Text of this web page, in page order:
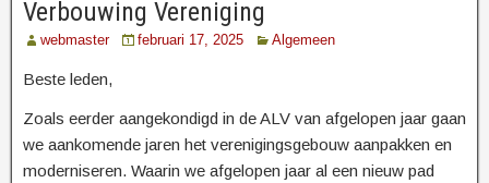
Verbouwing Vereniging
webmaster februari 17, 2025 Algemeen
Beste leden,
Zoals eerder aangekondigd in de ALV van afgelopen jaar gaan
we aankomende jaren het verenigingsgebouw aanpakken en
moderniseren. Waarin we afgelopen jaar al een nieuw pad